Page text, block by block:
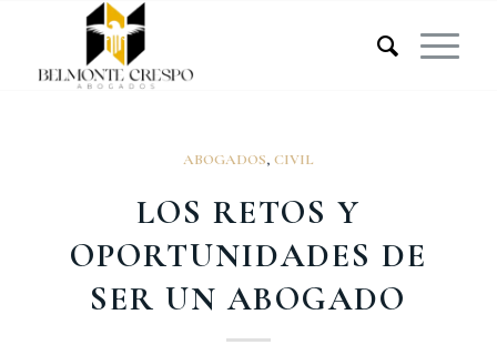
ABOGADOS, CIVIL
LOS RETOS Y
OPORTUNIDADES DE
SER UN ABOGADO